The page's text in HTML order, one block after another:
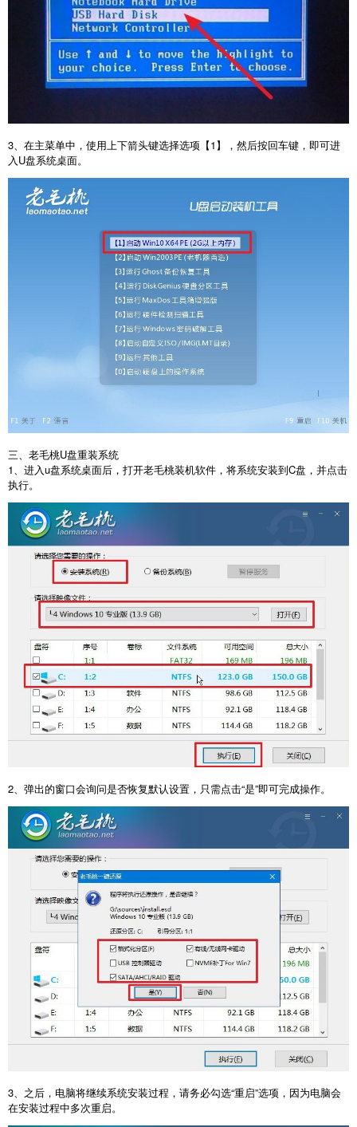
3 、在主菜单中，使用上下箭头键选择选项【1】，然后按回车键，即可进
入 U盘系统桌面。
三、老毛桃U盘重装系统
1、进入u盘系统桌面后，打开老毛桃装机软件，将系统安装到C盘，并点击
执行。
2 、弹出的窗口会询问是否恢复默认设置，只需点击“是”即可完成操作。
3、之后，电脑将继续系统安装过程，请务必勾选“重启”选项，因为电脑会
在安装过程中多次重启。